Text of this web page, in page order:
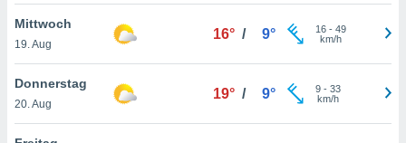
auf
Sie
und
Mittwoch
19. Aug
16° / 9° 16- 49
km/h
Donnerstag
20. Aug
19° / 9° 9- 33
km/h